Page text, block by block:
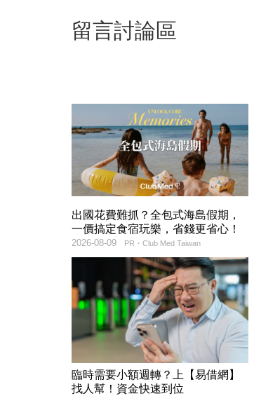
留言討論區
出國花費難抓？全包式海島假期，
一價搞定食宿玩樂，省錢更省心！
PR・Club Med Taiwan
2026-08-09
臨時需要小額週轉？上【易借網】
找人幫！資金快速到位